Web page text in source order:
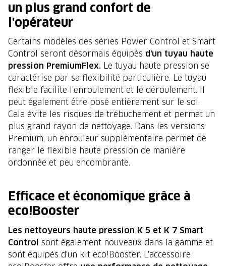
un plus grand confort de
l'opérateur
Certains modèles des séries Power Control et Smart
Control seront désormais équipés d'un tuyau haute
pression PremiumFlex. Le tuyau haute pression se
caractérise par sa flexibilité particulière. Le tuyau
flexible facilite l'enroulement et le déroulement. Il
peut également être posé entièrement sur le sol.
Cela évite les risques de trébuchement et permet un
plus grand rayon de nettoyage. Dans les versions
Premium, un enrouleur supplémentaire permet de
ranger le flexible haute pression de manière
ordonnée et peu encombrante.
Efficace et économique grâce à
eco!Booster
Les nettoyeurs haute pression K 5 et K 7 Smart
Control sont également nouveaux dans la gamme et
sont équipés d'un kit eco!Booster. L'accessoire